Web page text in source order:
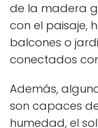
de la madera
con el paisaje,
balcones o
conectados
Además,
son capaces
humedad, el